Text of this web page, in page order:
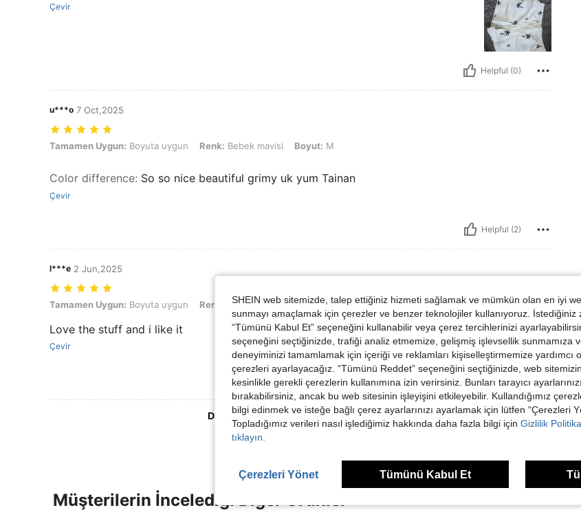
Çevir
Helpful (0)
u***o 7 Oct,2025
Tamamen Uygun: Boyuta uygun, Renk: Bebek mavisi, Boyut: M
Tamamen Uygun: Boyuta uygun Renk: Bebek mavisi Boyut: M
Color difference: So so nice beautiful grimy uk yum Tainan
Çevir
Helpful (2)
l***e 2 Jun,2025
Tamamen Uygun: Boyuta uygun, Renk: Beyaz, Boyut: M
Tamamen Uygun: Boyuta uygun Renk: Beyaz Boyut:M
Love the stuff and i like it
Çevir
Helpful (1)
Daha Fazla Değerlendirme Görüntüle
Müşterilerin İncelediği Diğer Ürünler
SHEIN web sitemizde, talep ettiğiniz hizmeti sağlamak ve mümkün olan en iyi
sunmayı amaçlamak için çerezler ve benzer teknolojiler kullanıyoruz. İstediğiniz
“Tümünü Kabul Et” seçeneğini kullanabilir veya çerez tercihlerinizi
seçeneğini seçtiğinizde, trafiği analiz etmemize, gelişmiş işlevsellik sunmamıza
deneyiminizi tamamlamak için içeriği ve reklamları kişiselleştirmemize yardımcı
çerezleri ayarlayacağız. “Tümünü Reddet” seçeneğini seçtiğinizde, web sitemizin
kesinlikle gerekli çerezlerin kullanımına izin verirsiniz. Bunları tarayıcı
bırakabilirsiniz, ancak bu web sitesinin işleyişini etkileyebilir. Kullandığımız
bilgi edinmek ve isteğe bağlı çerez ayarlarınızı ayarlamak için lütfen “Çerezleri
Topladığımız verileri nasıl işlediğimiz hakkında daha fazla bilgi için Gizlilik
tıklayın.
Çerezleri Yönet Tümünü Kabul Et